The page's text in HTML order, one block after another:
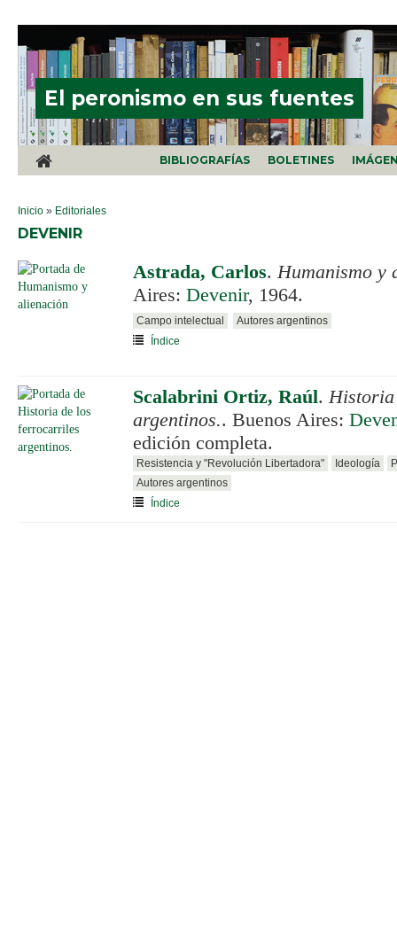
El peronismo en sus fuentes
BIBLIOGRAFÍAS BOLETINES
SE ENCUENTRA USTED AQUÍ
Inicio » Editoriales
DEVENIR
Astrada, Carlos. Humanismo y
Aires: Devenir, 1964.
Campo intelectual
Autores argentinos
Índice
Scalabrini Ortiz, Raúl.
argentinos.. Buenos Aires:
edición completa.
Resistencia y "Revolución Libertadora" Ideología
Autores argentinos
Índice